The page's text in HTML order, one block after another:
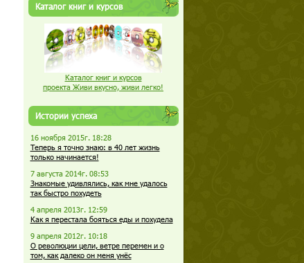
Каталог книг и курсов
Каталог книг и курсов
проекта Живи вкусно, живи легко!
Истории успеха
16 ноября 2015г. 18:28
Теперь я точно знаю: в 40 лет жизнь
только начинается!
7 августа 2014г. 08:53
Знакомые удивлялись, как мне удалось
так быстро похудеть
4 апреля 2013г. 12:59
Как я перестала бояться еды и похудела
9 апреля 2012г. 10:18
О революции цели, ветре перемен и о
том, как далеко он меня унёс